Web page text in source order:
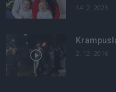
14. 2. 2023
2. 12. 2016